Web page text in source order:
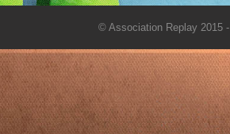
© Association Replay 2015 -